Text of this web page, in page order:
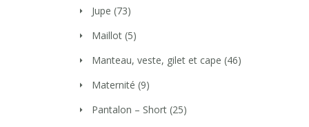
Jupe (73)
Maillot (5)
Manteau, veste, gilet et cape (46)
Maternité (9)
Pantalon – Short (25)